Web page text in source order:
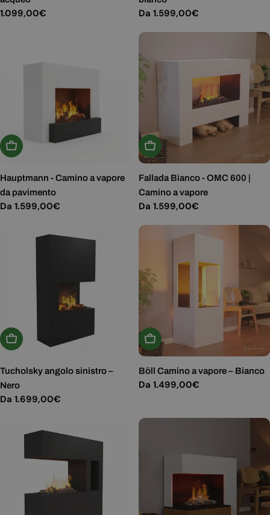
Prezzo
1.099,00€
Prezzo
Da 1.599,00€
Scegli Le Opzioni
Hauptmann - Camino a vapore
da pavimento
Prezzo
Da 1.599,00€
Scegli Le Opzioni
Fallada Bianco - OMC 600 |
Camino a vapore
Prezzo
Da 1.599,00€
Scegli Le Opzioni
Tucholsky angolo sinistro –
Nero
Prezzo
Da 1.699,00€
Scegli Le Opzioni
Böll Camino a vapore – Bianco
Prezzo
Da 1.499,00€